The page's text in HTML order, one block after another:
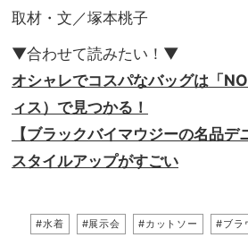
取材・文／塚本桃子
▼合わせて読みたい！▼
オシャレでコスパなバッグは「
ィス）で見つかる！
【ブラックバイマウジーの名品デ
スタイルアップがすごい
#水着 #展示会 #カットソー #ブラ